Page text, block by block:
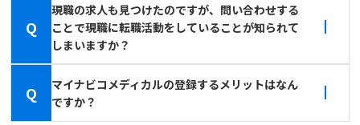
Q
現職の求人も見つけたのですが、問い合わせする
ことで現職に転職活動をしていることが知られて
しまいますか？
Q
マイナビコメディカルの登録するメリットはなん
ですか？